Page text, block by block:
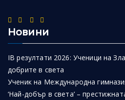
Новини
IB резултати 2026: Ученици на
добрите в света
Ученик на Международна
‘Най-добър в света’ –